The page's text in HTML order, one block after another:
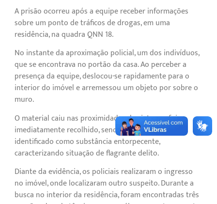
A prisão ocorreu após a equipe receber informações
sobre um ponto de tráficos de drogas, em uma
residência, na quadra QNN 18.
No instante da aproximação policial, um dos indivíduos,
que se encontrava no portão da casa. Ao perceber a
presença da equipe, deslocou-se rapidamente para o
interior do imóvel e arremessou um objeto por sobre o
muro.
O material caiu nas proximidades da viatura e foi
imediatamente recolhido, sendo preliminarmente
identificado como substância entorpecente,
caracterizando situação de flagrante delito.
Diante da evidência, os policiais realizaram o ingresso
no imóvel, onde localizaram outro suspeito. Durante a
busca no interior da residência, foram encontradas três